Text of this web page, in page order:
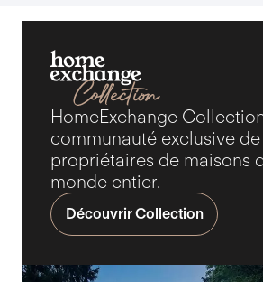
HomeExchange
communauté exclusive de
propriétaires de maisons
monde entier.
Découvrir Collection